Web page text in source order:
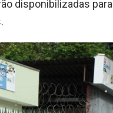
disponibilizadas para